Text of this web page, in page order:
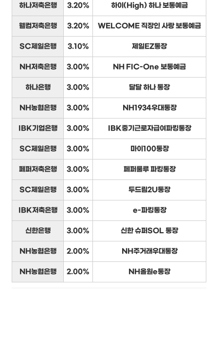
하나저축은행 3.20% 하이(High) 하나 보통예금
웰컴저축은행 3.20% WELCOME 직장인 사랑 보통예금
SC제일은행 3.10% 제일EZ통장
NH저축은행 3.00% NH FIC-One 보통예금
하나은행 3.00% 달달 하나 통장
NH농협은행 3.00% NH1934우대통장
IBK기업은행 3.00% IBK중기근로자급여파킹통장
SC제일은행 3.00% 마이100통장
페퍼저축은행 3.00% 페퍼룰루 파킹통장
SC제일은행 3.00% 두드림2U통장
IBK저축은행 3.00% e-파킹통장
신한은행 3.00% 신한 슈퍼SOL 통장
NH농협은행 2.00% NH주거래우대통장
NH농협은행 2.00% NH올원e통장